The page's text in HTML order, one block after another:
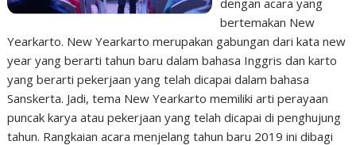
bertemakan New
Yearkarto. New Yearkarto merupakan gabungan dari kata new
year yang berarti tahun baru dalam bahasa Inggris dan karto
yang berarti pekerjaan yang telah dicapai dalam bahasa
Sanskerta. Jadi, tema New Yearkarto memiliki arti perayaan
puncak karya atau pekerjaan yang telah dicapai di penghujung
tahun. Rangkaian acara menjelang tahun baru 2019 ini dibagi